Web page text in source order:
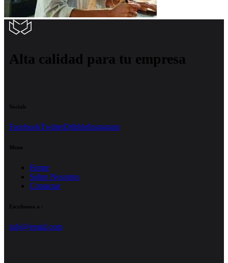
Alta calidad para tu empresa
Socials
FacebookTwitterDribbleInstagram
Menu
Home
Sobre Nosotros
Contactar
Escríbenos a :
info@email.com